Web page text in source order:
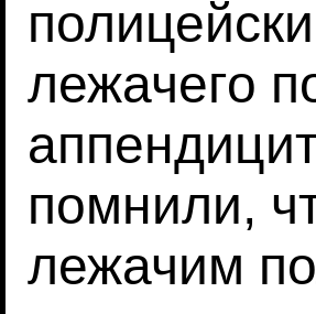
лежачего
помнили,
лежачим